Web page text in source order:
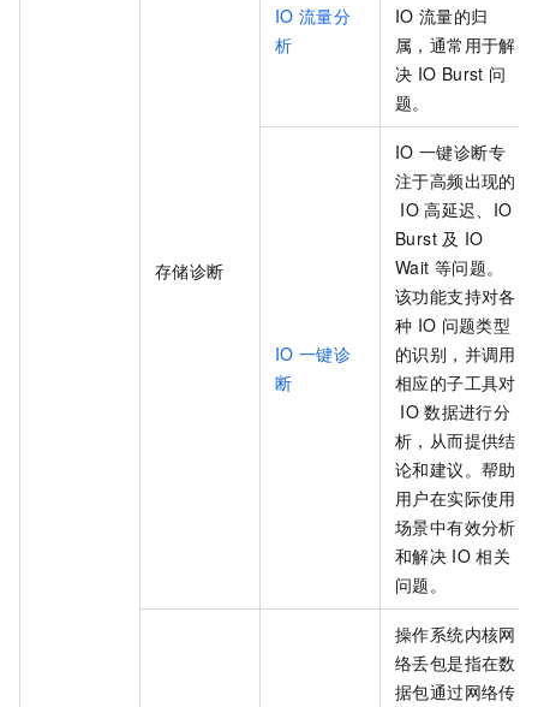
存储诊断
IO 流量分
析
IO 流量的归
属，通常用于解
决 IO Burst 问
题。
IO 一键诊
断
IO 一键诊断专
注于高频出现的
IO 高延迟、IO
Burst 及 IO
Wait 等问题。
该功能支持对各
种 IO 问题类型
的识别，并调用
相应的子工具对
IO 数据进行分
析，从而提供结
论和建议。帮助
用户在实际使用
场景中有效分析
和解决 IO 相关
问题。
操作系统内核网
络丢包是指在数
据包通过网络传